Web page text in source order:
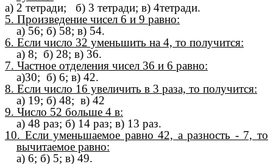
а) 2 тетради; б) 3 тетради; в) 4тетради.
5. Произведение чисел 6 и 9 равно:
а) 56; б) 58; в) 54.
6. Если число 32 уменьшить на 4, то получится:
а) 8; б) 28; в) 36.
7. Частное отделения чисел 36 и 6 равно:
а)30; б) 6; в) 42.
8. Если число 16 увеличить в 3 раза, то получится:
а) 19; б) 48; в) 42
9. Число 52 больше 4 в:
а) 48 раз; б) 14 раз; в) 13 раз.
10. Если уменьшаемое равно 42, а разность - 7, то
вычитаемое равно:
а) 6; б) 5; в) 49.